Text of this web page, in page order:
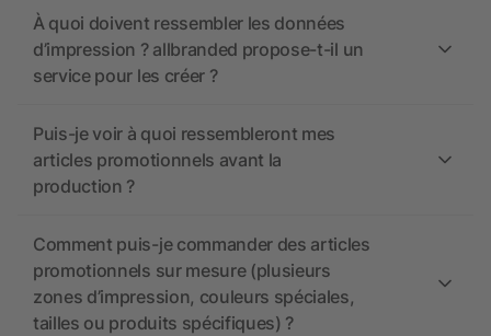
À quoi doivent ressembler les données
d’impression ? allbranded propose-t-il un
service pour les créer ?
Puis-je voir à quoi ressembleront mes
articles promotionnels avant la
production ?
Comment puis-je commander des articles
promotionnels sur mesure (plusieurs
zones d’impression, couleurs spéciales,
tailles ou produits spécifiques) ?